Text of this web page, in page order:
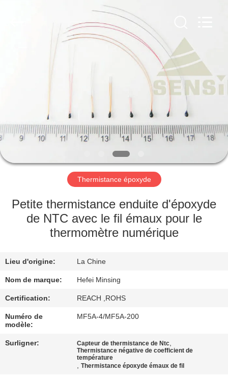
SUJET
DE
NOUS
VISITE
D'USINE
DE
QUALITÉ
CONTACTEZ-
NOUS
NOUVELLES
Thermistance époxyde
Petite thermistance enduite d'époxyde
de NTC avec le fil émaux pour le
thermomètre numérique
Lieu d'origine: La Chine
Nom de marque: Hefei Minsing
Certification: REACH ,ROHS
Numéro de
modèle:
MF5A-4/MF5A-200
Surligner: Capteur de thermistance de Ntc,
Thermistance négative de coefficient de
température
,Thermistance époxyde émaux de fil